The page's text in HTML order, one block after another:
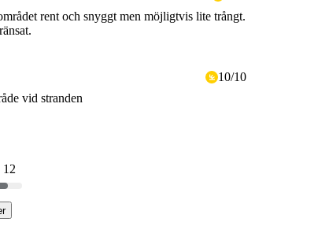
rent och snyggt men möjligtvis lite trångt.
10/10
vid stranden
12